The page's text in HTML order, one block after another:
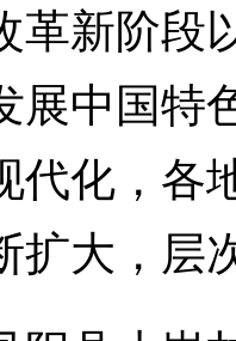
革新阶段
展中国特
代化，各
扩大，层